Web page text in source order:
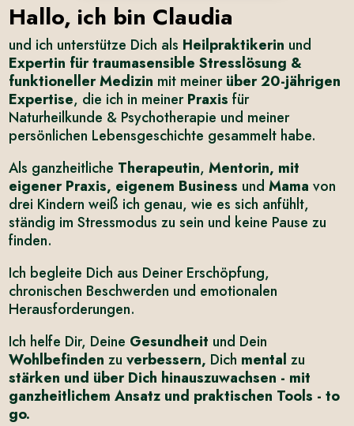
Hallo, ich bin Claudia
und ich unterstütze Dich als Heilpraktikerin und
Expertin für traumasensible Stresslösung &
funktioneller Medizin mit meinerüber 20-jährigen
Expertise, die ich in meinerPraxis für
Naturheilkunde & Psychotherapie und meiner
persönlichen Lebensgeschichte gesammelt habe.
Als ganzheitliche Therapeutin,Mentorin, mit
eigener Praxis, eigenem Business undMama von
drei Kindern weiß ich genau, wie es sich anfühlt,
ständig im Stressmodus zu sein und keine Pause zu
finden.
Ich begleite Dich aus Deiner Erschöpfung,
chronischen Beschwerden und emotionalen
Herausforderungen.
Ich helfe Dir, Deine Gesundheit und Dein
Wohlbefinden zuverbessern, Dich mental zu
stärken und über Dich hinauszuwachsen - mit
ganzheitlichem Ansatz und praktischen Tools - to
go.